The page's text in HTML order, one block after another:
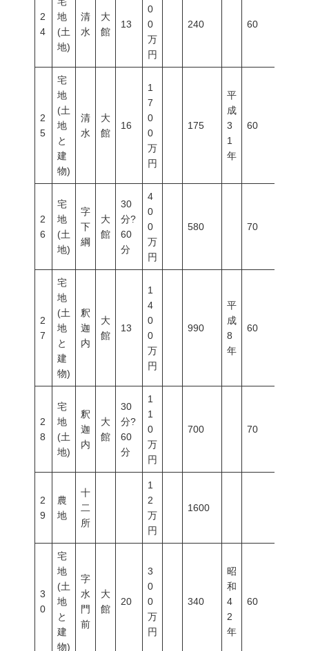
2
4
地
(土
地)
清
水
大
館
13
0
0
万
円
240 60
2
5
宅
地
(土
地
と
建
物)
清
水
大
館
16
1
7
0
0
万
円
175
平
成
3
1
年
60
2
6
宅
地
(土
地)
字
下
綱
大
館
30
分?
60
分
4
0
0
万
円
580 70
2
7
宅
地
(土
地
と
建
物)
釈
迦
内
大
館
13
1
4
0
0
万
円
990
平
成
8
年
60
2
8
宅
地
(土
地)
釈
迦
内
大
館
30
分?
60
分
1
1
0
万
円
700 70
2
9
農
地
十
二
所
1
2
万
円
1600
3
0
宅
地
(土
地
と
建
物)
字
水
門
前
大
館
20
3
0
0
万
円
340
昭
和
4
2
年
60